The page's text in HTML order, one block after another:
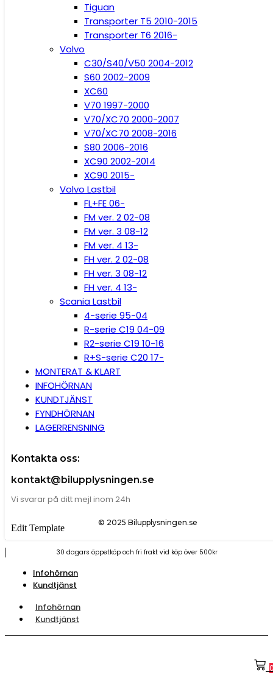
Tiguan
Transporter T5 2010-2015
Transporter T6 2016-
Volvo
C30/S40/V50 2004-2012
S60 2002-2009
XC60
V70 1997-2000
V70/XC70 2000-2007
V70/XC70 2008-2016
S80 2006-2016
XC90 2002-2014
XC90 2015-
Volvo Lastbil
FL+FE 06-
FM ver. 2 02-08
FM ver. 3 08-12
FM ver. 4 13-
FH ver. 2 02-08
FH ver. 3 08-12
FH ver. 4 13-
Scania Lastbil
4-serie 95-04
R-serie C19 04-09
R2-serie C19 10-16
R+S-serie C20 17-
MONTERAT & KLART
INFOHÖRNAN
KUNDTJÄNST
FYNDHÖRNAN
LAGERRENSNING
Kontakta oss:
kontakt@bilupplysningen.se
Vi svarar på ditt mejl inom 24h
© 2025 Bilupplysningen.se
Edit Template
30 dagars öppetköp och fri frakt vid köp över 500kr
Infohörnan
Kundtjänst
Infohörnan
Kundtjänst